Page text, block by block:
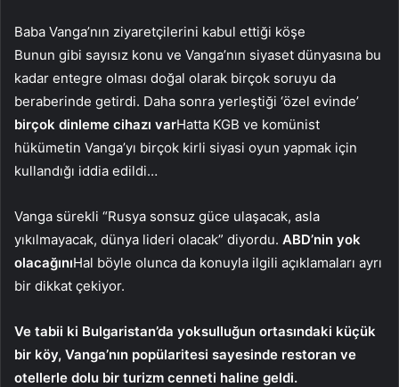
Baba Vanga’nın ziyaretçilerini kabul ettiği köşe
Bunun gibi sayısız konu ve Vanga’nın siyaset dünyasına bu
kadar entegre olması doğal olarak birçok soruyu da
beraberinde getirdi. Daha sonra yerleştiği ‘özel evinde’
birçok dinleme cihazı varHatta KGB ve komünist
hükümetin Vanga’yı birçok kirli siyasi oyun yapmak için
kullandığı iddia edildi…
Vanga sürekli “Rusya sonsuz güce ulaşacak, asla
yıkılmayacak, dünya lideri olacak” diyordu. ABD’nin yok
olacağınıHal böyle olunca da konuyla ilgili açıklamaları ayrı
bir dikkat çekiyor.
Ve tabii ki Bulgaristan’da yoksulluğun ortasındaki küçük
bir köy, Vanga’nın popülaritesi sayesinde restoran ve
otellerle dolu bir turizm cenneti haline geldi.